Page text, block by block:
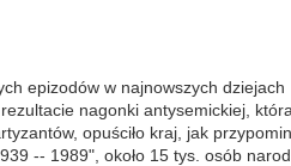
epizodów w najnowszych dziejach
nagonki antysemickiej,
opuściło kraj, jak
-- 1989", około 15 tys. osób